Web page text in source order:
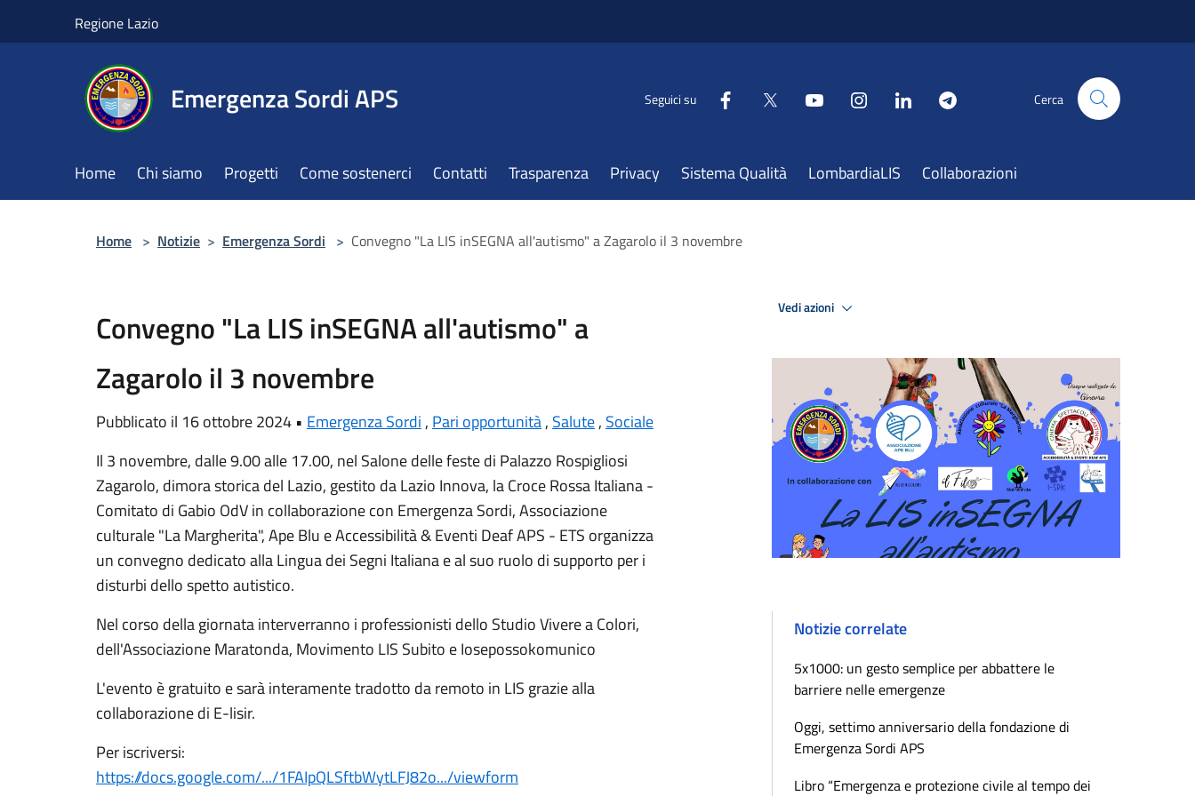
Regione Lazio
Emergenza Sordi APS Seguici su Cerca
Home Chi siamo Progetti Come sostenerci Contatti Trasparenza Privacy Sistema Qualità LombardiaLIS Collaborazioni
Home > Notizie > Emergenza Sordi > Convegno "La LIS inSEGNA all'autismo" a Zagarolo il 3 novembre
Convegno "La LIS inSEGNA all'autismo" a
Zagarolo il 3 novembre
Pubblicato il 16 ottobre 2024 • Emergenza Sordi , Pari opportunità, Salute, Sociale
Il 3 novembre, dalle 9.00 alle 17.00, nel Salone delle feste di Palazzo Rospigliosi
Zagarolo, dimora storica del Lazio, gestito daLazio Innova, laCroce Rossa Italiana -
Comitato di Gabio OdVin collaborazione con Emergenza Sordi,Associazione
culturale "La Margherita",Ape Blu eAccessibilità & Eventi Deaf APS - ETS organizza
un convegno dedicato alla Lingua dei Segni Italiana e al suo ruolo di supporto per i
disturbi dello spetto autistico.
Nel corso della giornata interverranno i professionisti dello Studio Vivere a Colori,
dell'Associazione Maratonda, Movimento LIS Subito eIosepossokomunico
L'evento è gratuito e sarà interamente tradotto da remoto in LIS grazie alla
collaborazione di E-lisir.
Per iscriversi:
https://docs.google.com/.../1FAIpQLSftbWytLFJ82o.../viewform
Vedi azioni
Notizie correlate
5x1000: un gesto semplice per abbattere le
barriere nelle emergenze
Oggi, settimo anniversario della fondazione di
Emergenza Sordi APS
Libro “Emergenza e protezione civile al tempo dei